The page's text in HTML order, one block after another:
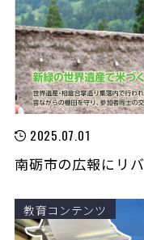
2025.07.01
南砺市の広報にリ
教育コンテンツ